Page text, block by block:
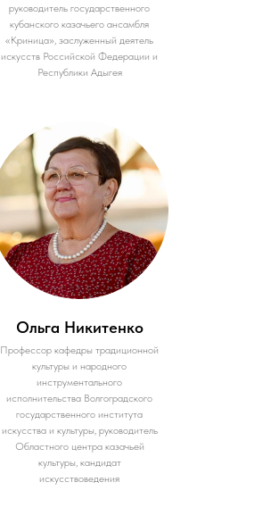
руководитель государственного
кубанского казачьего ансамбля
«Криница», заслуженный деятель
искусств Российской Федерации и
Республики Адыгея
Ольга Никитенко
Профессор кафедры традиционной
культуры и народного
инструментального
исполнительства Волгоградского
государственного института
искусства и культуры, руководитель
Областного центра казачьей
культуры, кандидат
искусствоведения